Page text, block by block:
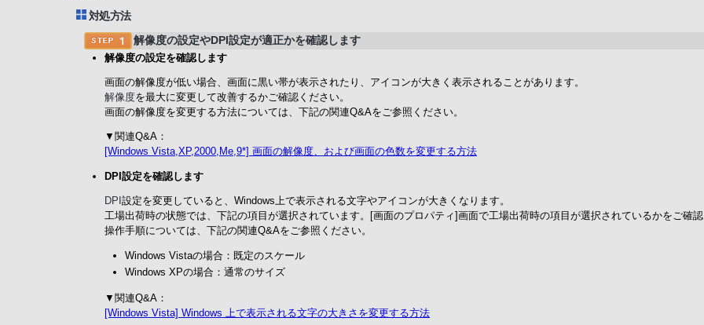
対処方法
解像度の設定やDPI設定が適正かを確認します
解像度の設定を確認します
画面の解像度が低い場合、画面に黒い帯が表示されたり、アイコンが大きく表示されることがあります。
解像度を最大に変更して改善するかご確認ください。
画面の解像度を変更する方法については、下記の関連Q&Aをご参照ください。
▼関連Q&A：
[Windows Vista,XP,2000,Me,9*] 画面の解像度、および画面の色数を変更する方法
DPI設定を確認します
DPI 設定を変更していると、Windows上で表示される文字やアイコンが大きくなります。
工場出荷時の状態では、下記の項目が選択されています。[画面のプロパティ]画面で工場出荷時の項目が選択されているかをご確
操作手順については、下記の関連Q&Aをご参照ください。
Windows Vistaの場合：既定のスケール
Windows XPの場合：通常のサイズ
▼関連Q&A：
[Windows Vista] Windows 上で表示される文字の大きさを変更する方法